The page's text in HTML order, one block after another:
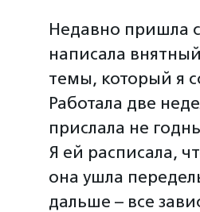
Недавно пришла
написала
темы, который я
Работала две
прислала не
Я ей расписала,
она ушла
дальше – все